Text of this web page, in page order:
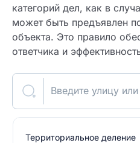
категорий дел, как в
может быть предъявлен
объекта. Это правило
ответчика и
Введите улицу
Территориальное деление